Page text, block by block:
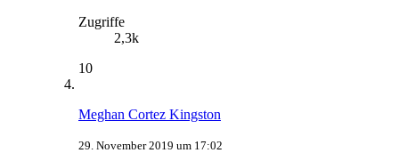
Zugriffe
2,3k
10
Meghan Cortez Kingston
29. November 2019 um 17:02